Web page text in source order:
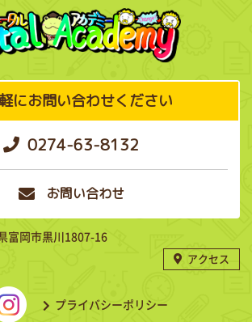
にお問い合わせください
0274-63-8132
お問い合わせ
岡市黒川1807-16
アクセス
プライバシーポリシー